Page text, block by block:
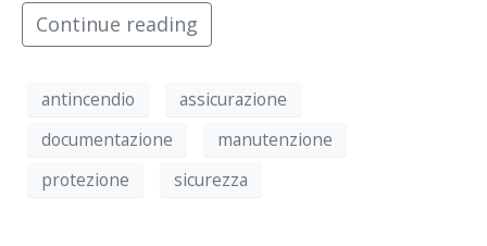
Continue reading
antincendio
assicurazione
documentazione
manutenzione
protezione
sicurezza